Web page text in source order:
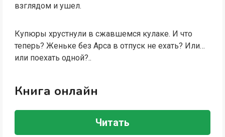
взглядом и ушел.
Купюры хрустнули в сжавшемся кулаке. И что
теперь? Женьке без Арса в отпуск не ехать? Или…
или поехать одной?..
Книга онлайн
Читать